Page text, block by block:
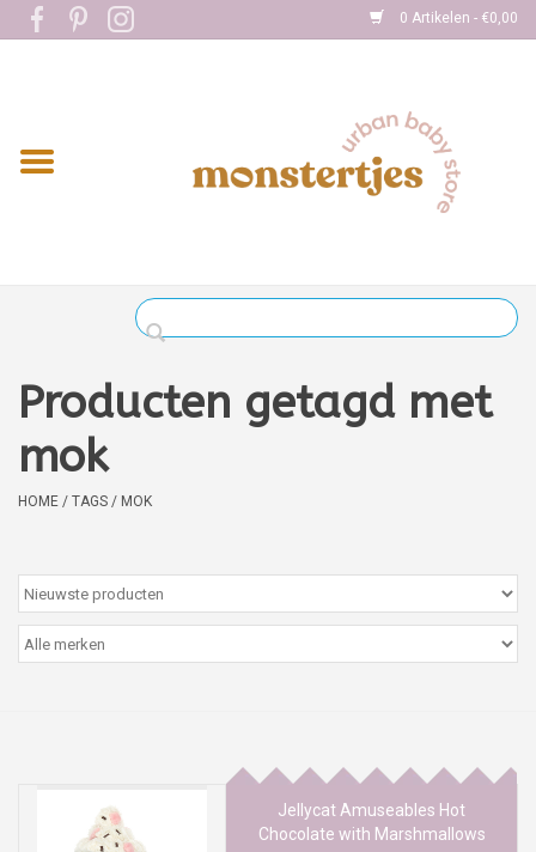
0 Artikelen - €0,00
Home
Kleding
Verzorging
Boekjes
kaartjes
Cadeaubon
Producten getagd met
mok
HOME / TAGS / MOK
Jellycat Amuseables Hot
Chocolate with Marshmallows